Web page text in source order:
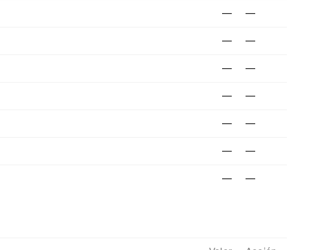
— —
— —
— —
— —
— —
— —
— —